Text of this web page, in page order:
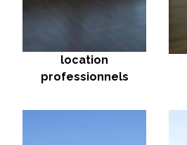
location
professionnels